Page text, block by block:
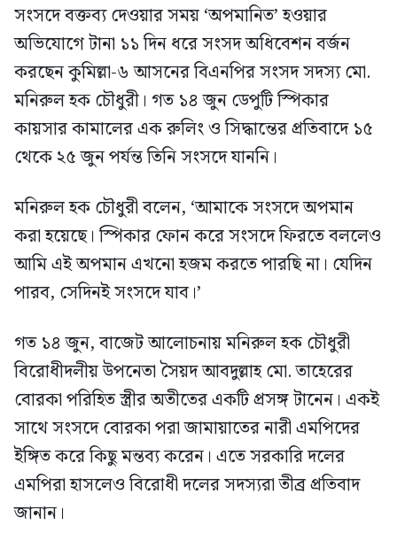
সংসদে বক্তব্য দেওয়ার সময় ‘অপমানিত’ হওয়ার
অভিযোগে টানা ১১ দিন ধরে সংসদ অধিবেশন বর্জন
করছেন কুমিল্লা-৬ আসনের বিএনপির সংসদ সদস্য মো.
মনিরুল হক চৌধুরী। গত ১৪ জুন ডেপুটি স্পিকার
কায়সার কামালের এক রুলিং ও সিদ্ধান্তের প্রতিবাদে ১৫
থেকে ২৫ জুন পর্যন্ত তিনি সংসদে যাননি।
মনিরুল হক চৌধুরী বলেন, ‘আমাকে সংসদে অপমান
করা হয়েছে। স্পিকার ফোন করে সংসদে ফিরতে বললেও
আমি এই অপমান এখনো হজম করতে পারছি না। যেদিন
পারব, সেদিনই সংসদে যাব।’
গত ১৪ জুন, বাজেট আলোচনায় মনিরুল হক চৌধুরী
বিরোধীদলীয় উপনেতা সৈয়দ আবদুল্লাহ মো. তাহেরের
বোরকা পরিহিত স্ত্রীর অতীতের একটি প্রসঙ্গ টানেন। একই
সাথে সংসদে বোরকা পরা জামায়াতের নারী এমপিদের
ইঙ্গিত করে কিছু মন্তব্য করেন। এতে সরকারি দলের
এমপিরা হাসলেও বিরোধী দলের সদস্যরা তীব্র প্রতিবাদ
জানান।